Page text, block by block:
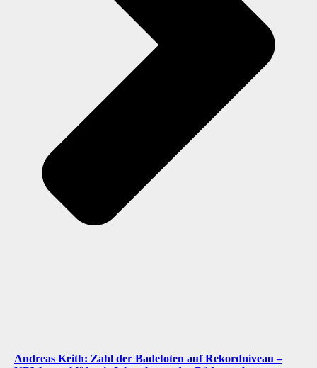
Andreas Keith: Zahl der Badetoten auf Rekordniveau –